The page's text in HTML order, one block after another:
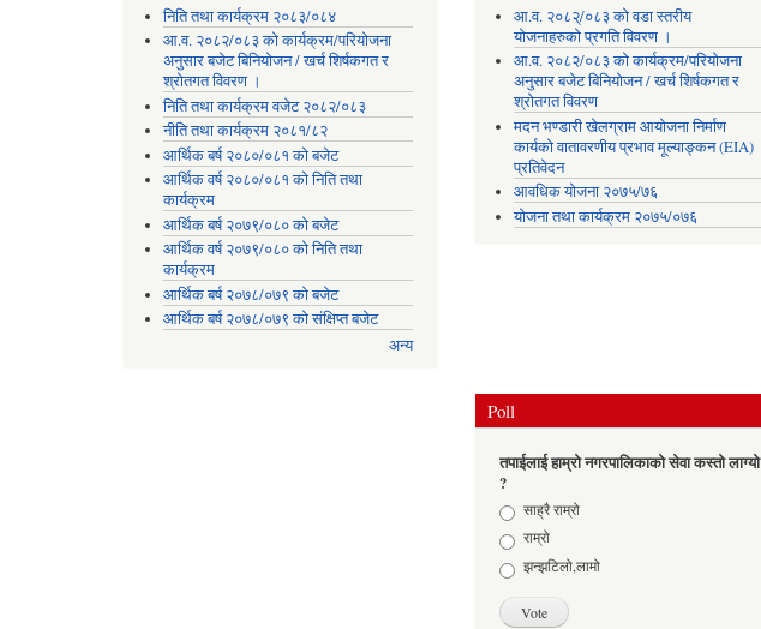
निति तथा कार्यक्रम २०८३/०८४
आ.व. २०८२/०८३ को कार्यक्रम/परियोजना
अनुसार बजेट बिनियोजन / खर्च शिर्षकगत र
श्रोतगत विवरण ।
निति तथा कार्यक्रम वजेट २०८२/०८३
नीति तथा कार्यक्रम २०८१/८२
आर्थिक बर्ष २०८०/०८१ को बजेट
आर्थिक वर्ष २०८०/०८१ को निति तथा
कार्यक्रम
आर्थिक बर्ष २०७९/०८० को बजेट
आर्थिक वर्ष २०७९/०८० को निति तथा
कार्यक्रम
आर्थिक बर्ष २०७८/०७९ को बजेट
आर्थिक बर्ष २०७८/०७९ को संक्षिप्त बजेट
अन्य
आ.व. २०८२्/०८३ को वडा स्तरीय
योजनाहरुको प्रगति विवरण ।
आ.व. २०८२/०८३ को कार्यक्रम/परियोजना
अनुसार बजेट बिनियोजन / खर्च शिर्षकगत र
श्रोतगत विवरण
मदन भण्डारी खेलग्राम आयोजना निर्माण
कार्यको वातावरणीय प्रभाव मूल्याङ्कन (EIA)
प्रतिवेदन
आवधिक योजना २०७५/७६
योजना तथा कार्यक्रम २०७५/०७६
Poll
तपाईलाई हाम्रो नगरपालिकाको सेवा कस्तो लाग्यो
?
Choicesसाह्रै राम्रो
राम्रो
झन्झटिलो,लामो